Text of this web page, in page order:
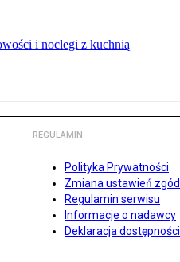
i noclegi z kuchnią
REGULAMIN
Polityka Prywatności
Zmiana ustawień zgód
Regulamin serwisu
Informacje o nadawcy
Deklaracja dostępności